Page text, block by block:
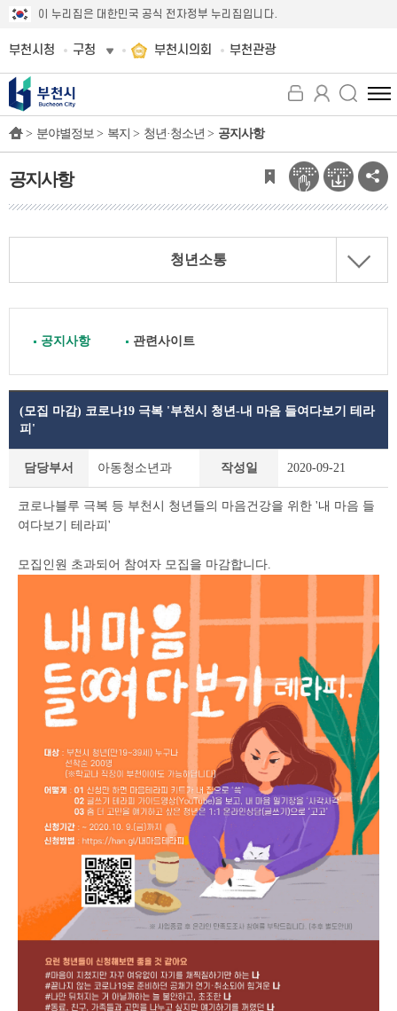
이 누리집은 대한민국 공식 전자정부 누리집입니다.
부천시청 구청 부천시의회 부천관광
전
체
뉴
보
기
> 분야별정보 > 복지 > 청년·청소년 > 공지사항
공지사항
청년소통
공지사항 관련사이트
항
상
조
(모집 마감) 코로나19 극복 '부천시 청년-내 마음 들여다보기 테라
피'
담당부서 아동청소년과 작성일 2020-09-21
코로나블루 극복 등 부천시 청년들의 마음건강을 위한 '내 마음 들
여다보기 테라피'
모집인원 초과되어 참여자 모집을 마감합니다.